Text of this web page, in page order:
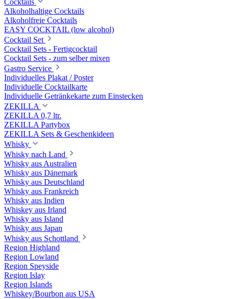
Cocktails
Alkoholhaltige Cocktails
Alkoholfreie Cocktails
EASY COCKTAIL (low alcohol)
Cocktail Set
Cocktail Sets - Fertigcocktail
Cocktail Sets - zum selber mixen
Gastro Service
Individuelles Plakat / Poster
Individuelle Cocktailkarte
Individuelle Getränkekarte zum Einstecken
ZEKILLA
ZEKILLA 0,7 ltr.
ZEKILLA Partybox
ZEKILLA Sets & Geschenkideen
Whisky
Whisky nach Land
Whisky aus Australien
Whisky aus Dänemark
Whisky aus Deutschland
Whisky aus Frankreich
Whisky aus Indien
Whiskey aus Irland
Whisky aus Island
Whisky aus Japan
Whisky aus Schottland
Region Highland
Region Lowland
Region Speyside
Region Islay
Region Islands
Whiskey/Bourbon aus USA